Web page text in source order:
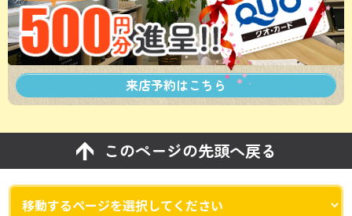
来店予約はこちら
このページの先頭へ戻る